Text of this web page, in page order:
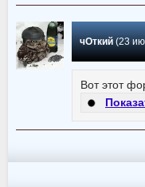
чОткий(23
Вот этот